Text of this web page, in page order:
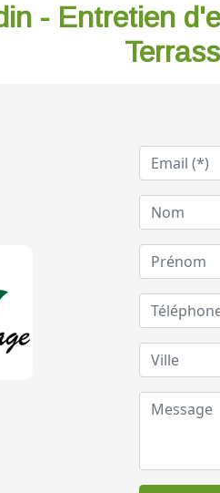
- Entretien